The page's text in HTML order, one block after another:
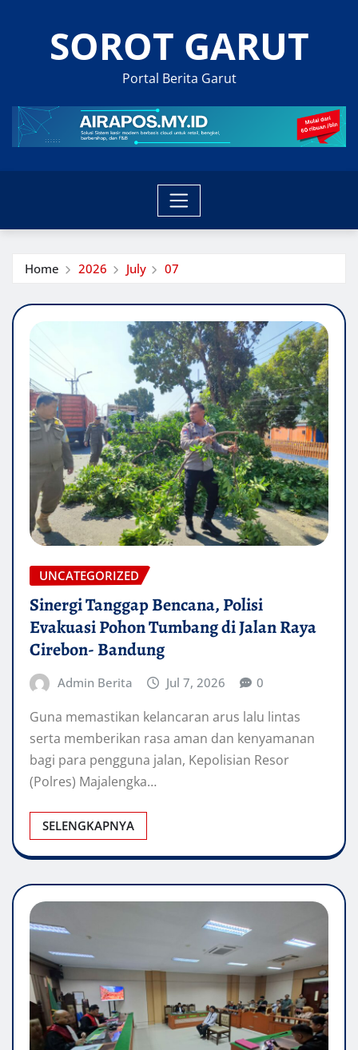
SOROT GARUT
Portal Berita Garut
Home 2026 July 07
UNCATEGORIZED
Sinergi Tanggap Bencana, Polisi
Evakuasi Pohon Tumbang di Jalan Raya
Cirebon- Bandung
Admin Berita Jul 7, 2026 0
Guna memastikan kelancaran arus lalu lintas
serta memberikan rasa aman dan kenyamanan
bagi para pengguna jalan, Kepolisian Resor
(Polres) Majalengka…
SELENGKAPNYA